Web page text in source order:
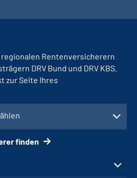
regionalen Rentenversicherern
DRV Bund und DRV KBS.
zur Seite Ihres
finden